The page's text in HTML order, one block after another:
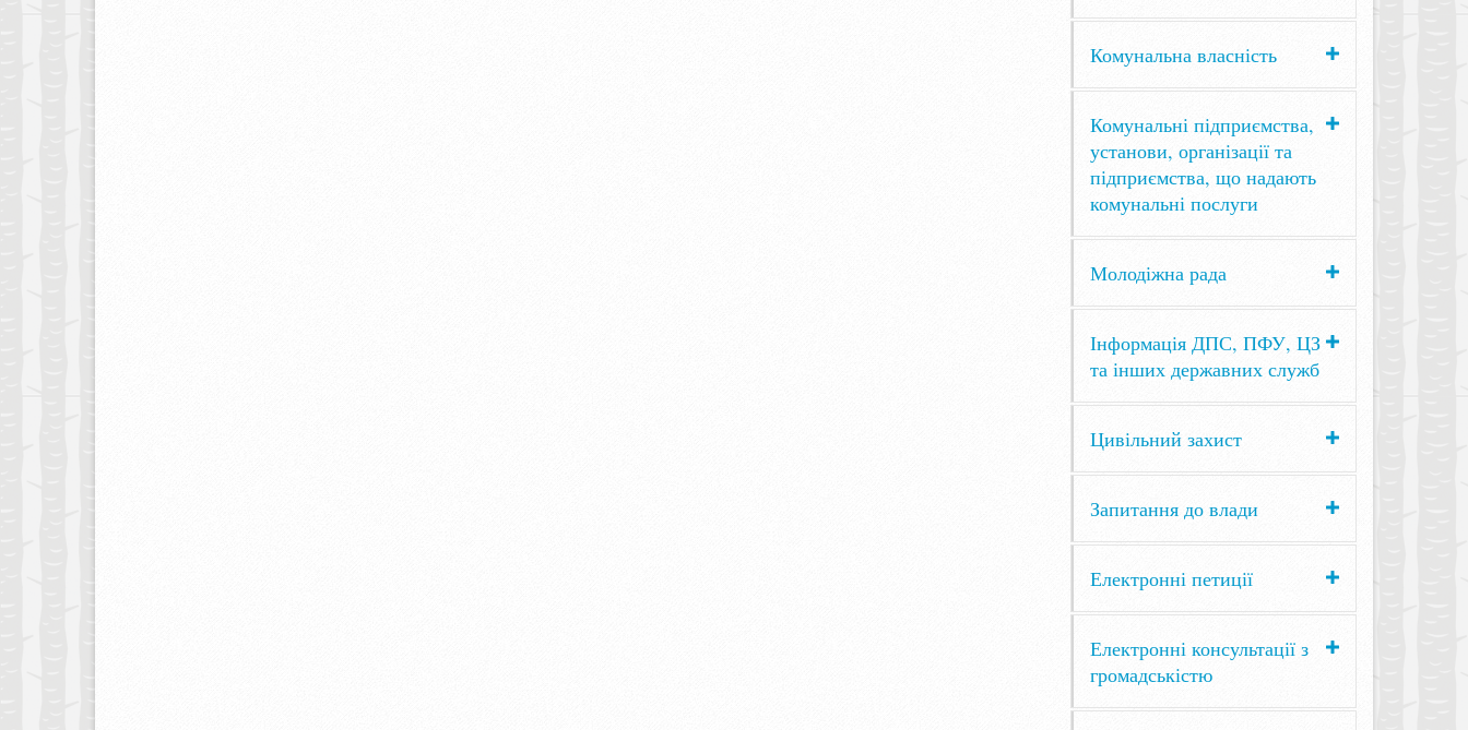
Комунальна власність
Комунальні підприємства,
установи, організації та
підприємства, що надають
комунальні послуги
Молодіжна рада
Інформація ДПС, ПФУ, ЦЗ
та інших державних служб
Цивільний захист
Запитання до влади
Електронні петиції
Електронні консультації з
громадськістю